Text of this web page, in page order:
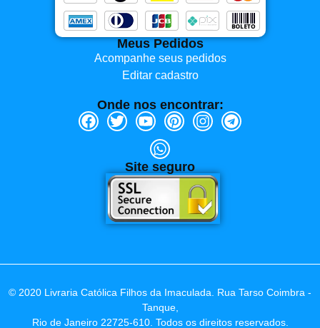
Meus Pedidos
Acompanhe seus pedidos
Editar cadastro
Onde nos encontrar:
Site seguro
© 2020 Livraria Católica Filhos da Imaculada. Rua Tarso Coimbra -
Tanque,
Rio de Janeiro 22725-610. Todos os direitos reservados.